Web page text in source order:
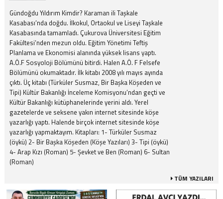
Gündoğdu Yıldırım Kimdir? Karaman ili Taşkale
Kasabası’nda doğdu. İlkokul, Ortaokul ve Liseyi Taşkale
Kasabasında tamamladı. Çukurova Üniversitesi Eğitim
Fakültesi’nden mezun oldu. Eğitim Yönetimi Teftiş
Planlama ve Ekonomisi alanında yüksek lisans yaptı.
A.Ö.F Sosyoloji Bölümünü bitirdi. Halen A.Ö. F Felsefe
Bölümünü okumaktadır. İlk kitabı 2008 yılı mayıs ayında
çıktı. Üç kitabı (Türküler Susmaz, Bir Başka Köşeden ve
Tipi) Kültür Bakanlığı İnceleme Komisyonu’ndan geçti ve
Kültür Bakanlığı kütüphanelerinde yerini aldı. Yerel
gazetelerde ve seksene yakın internet sitesinde köşe
yazarlığı yaptı. Halende birçok internet sitesinde köşe
yazarlığı yapmaktayım. Kitapları: 1- Türküler Susmaz
(öykü) 2- Bir Başka Köşeden (Köşe Yazıları) 3- Tipi (öykü)
4- Arap Kızı (Roman) 5- Şevket ve Ben (Roman) 6- Sultan
(Roman)
TÜM YAZILARI